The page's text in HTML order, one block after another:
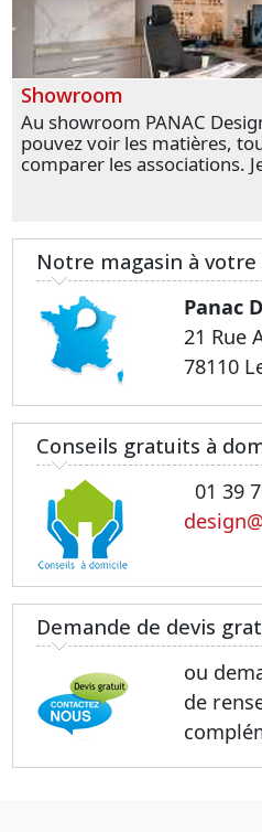
Showroom
Au showroom PANAC
pouvez voir les matières,
comparer les associations.
personnellement pour
transformer vos premières
Notre magasin à votre
Panac
21 Rue
78110
Conseils gratuits à
01 39
Demande de devis
ou
de